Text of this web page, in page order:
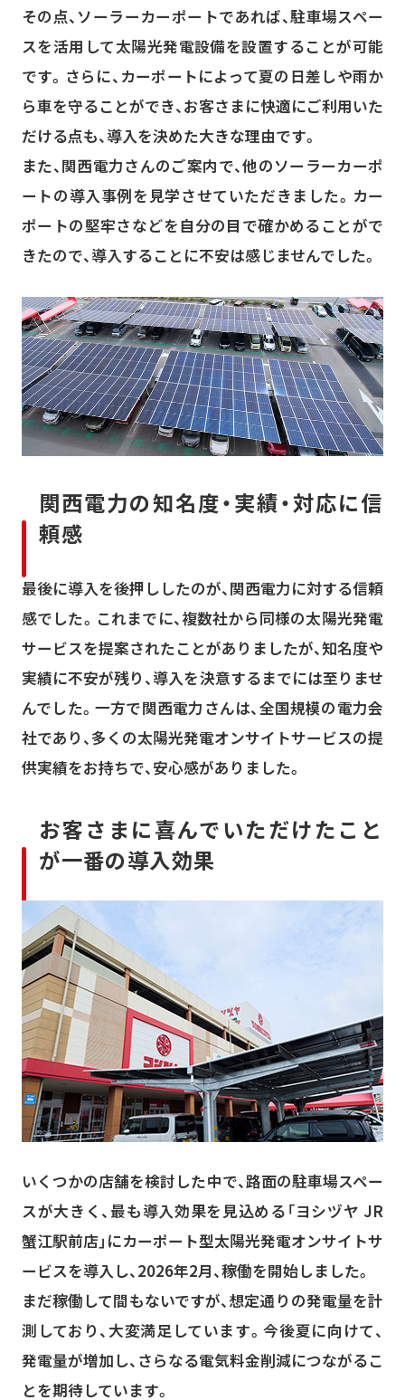
その点、ソーラーカーポートであれば、駐車場スペー
スを活用して太陽光発電設備を設置することが可能
です。さらに、カーポートによって夏の日差しや雨か
ら車を守ることができ、お客さまに快適にご利用いた
だける点も、導入を決めた大きな理由です。
また、関西電力さんのご案内で、他のソーラーカーポ
ートの導入事例を見学させていただきました。カー
ポートの堅牢さなどを自分の目で確かめることがで
きたので、導入することに不安は感じませんでした。
関西電力の知名度・実績・対応に信
頼感
最後に導入を後押ししたのが、関西電力に対する信頼
感でした。これまでに、複数社から同様の太陽光発電
サービスを提案されたことがありましたが、知名度や
実績に不安が残り、導入を決意するまでには至りませ
んでした。一方で関西電力さんは、全国規模の電力会
社であり、多くの太陽光発電オンサイトサービスの提
供実績をお持ちで、安心感がありました。
お客さまに喜んでいただけたこと
が一番の導入効果
いくつかの店舗を検討した中で、路面の駐車場スペー
スが大きく、最も導入効果を見込める「ヨシヅヤ JR
蟹江駅前店」にカーポート型太陽光発電オンサイトサ
ービスを導入し、2026年2月、稼働を開始しました。
まだ稼働して間もないですが、想定通りの発電量を計
測しており、大変満足しています。今後夏に向けて、
発電量が増加し、さらなる電気料金削減につながるこ
とを期待しています。